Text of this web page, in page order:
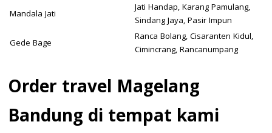
Mandala Jati
Jati Handap, Karang Pamulang,
Sindang Jaya, Pasir Impun
Gede Bage
Ranca Bolang, Cisaranten Kidul,
Cimincrang, Rancanumpang
Order travel Magelang
Bandung di tempat kami